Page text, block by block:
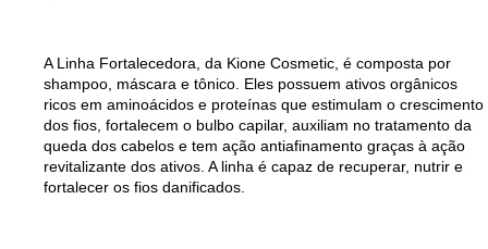
A Linha Fortalecedora, da Kione Cosmetic, é composta por
shampoo, máscara e tônico. Eles possuem ativos orgânicos
ricos em aminoácidos e proteínas que estimulam o crescimento
dos fios, fortalecem o bulbo capilar, auxiliam no tratamento da
queda dos cabelos e tem ação antiafinamento graças à ação
revitalizante dos ativos. A linha é capaz de recuperar, nutrir e
fortalecer os fios danificados.